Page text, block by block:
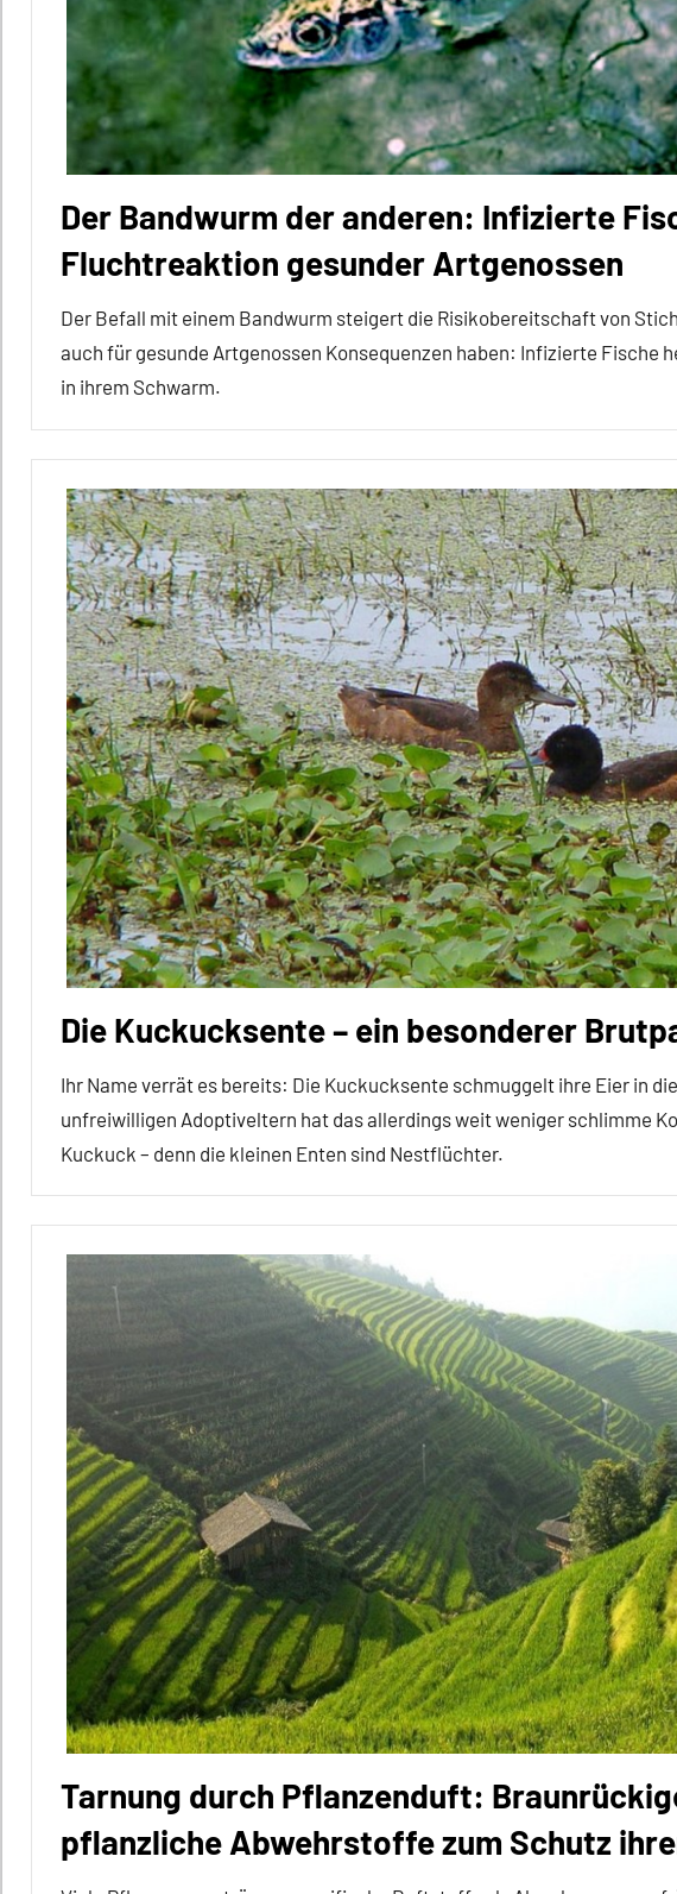
Fortpflanzung
Konkurrenz
Säugetiere
Sozialverhalten
Wirbeltiere
Der Bandwurm der anderen: Infizierte
Fluchtreaktion gesunder Artgenossen
Der Befall mit einem Bandwurm steigert die Risikobereitschaft von
auch für gesunde Artgenossen Konsequenzen haben: Infizierte Fische
in ihrem Schwarm.
Alle
Artikel
Alle
Themen
Alle
Tiergruppen
Fische
Forschung
aktuell
Fressfeinde
Inter-
Spezies
Sozialverhalten
Die Kuckucksente – ein besonderer
Ihr Name verrät es bereits: Die Kuckucksente schmuggelt ihre Eier in
unfreiwilligen Adoptiveltern hat das allerdings weit weniger schlimme
Kuckuck – denn die kleinen Enten sind Nestflüchter.
Alle
Tiergruppen
Brutpflege
ETHOlexikon
Fortpflanzung
Inter-
Spezies
Sozialverhalten
Verhalten
Vögel
Wirbeltiere
Tarnung durch Pflanzenduft:
pflanzliche Abwehrstoffe zum Schutz